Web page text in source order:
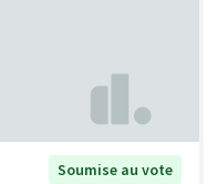
Soumise au vote